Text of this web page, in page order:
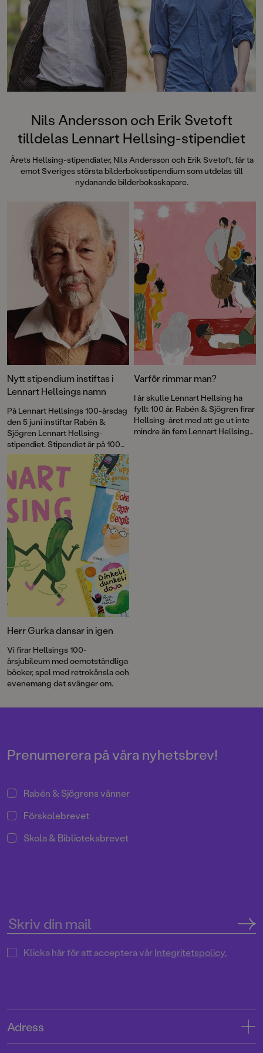
denna galet
medryckande
Hallhagen tipsar om
böcker för barn
SvD"Mycket
särskilt att rutscha
Dahlbergs bilder
en enda sekund. På
uppslag finns tusen
följa familjens hund
sniffande äventyr."
DN"En bok som
till skratt hos såväl
BTJ.
Nils Andersson och Erik Svetoft
tilldelas Lennart Hellsing-stipendiet
Årets Hellsing-stipendiater, Nils Andersson och Erik Svetoft, får ta
emot Sveriges största bilderboksstipendium som utdelas till
nydanande bilderboksskapare.
Nytt stipendium instiftas i
Lennart Hellsings namn
På Lennart Hellsings 100-årsdag
den 5 juni instiftar Rabén &
Sjögren Lennart Hellsing-
stipendiet. Stipendiet är på 100
000 kronor och ska delas ut
varje år på författarens
födelsedag till
bilderboksskapare som verkar i
Hellsings anda.
Varför rimmar man?
I år skulle Lennart Hellsing ha
fyllt 100 år. Rabén & Sjögren firar
Hellsing-året med att ge ut inte
mindre än fem Lennart Hellsing-
Herr Gurka dansar in igen
Vi firar Hellsings 100-
årsjubileum med oemotståndliga
böcker, spel med retrokänsla och
evenemang det svänger om.
Prenumerera på våra nyhetsbrev!
Rabén & Sjögrens vänner
Förskolebrevet
Skola & Biblioteksbrevet
Klicka här för att acceptera vårIntegritetspolicy.
Adress